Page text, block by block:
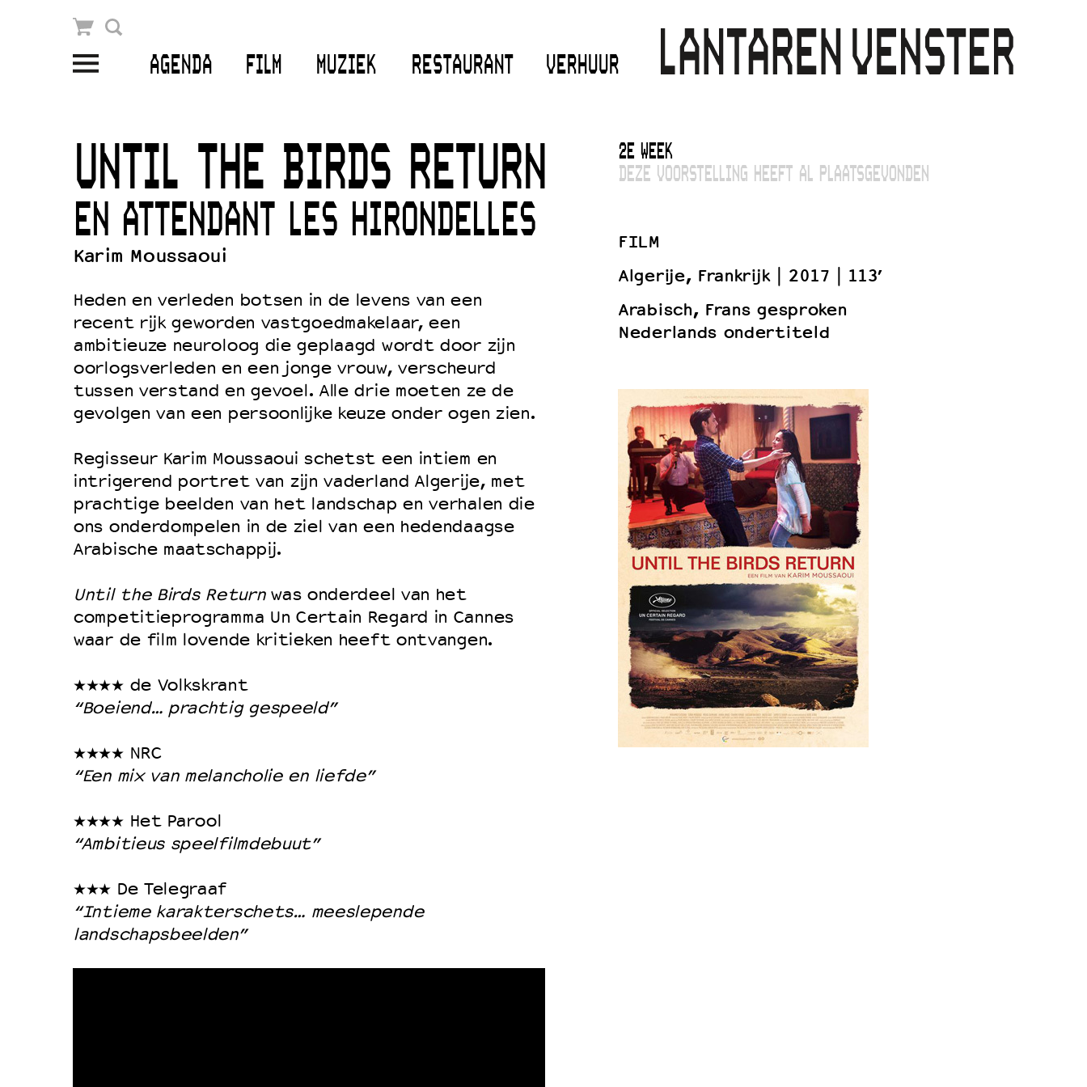
AGENDA FILM MUZIEK RESTAURANT VERHUUR
Winkelmandje
Openingstijden & contact
Bereikbaarheid
Kaartverkoop
Schoolvoorstellingen
Filmprogramma’s Primair Onderwijs
Filmprogramma’s VO/MBO
Speciale educatieprogramma’s
OVER LANTARENVENSTER
Wat we doen
Werken bij
Wie is wie
Historie
Partners
Privacyverklaring
Integriteits- en gedragscode
Duurzaamheid
Culturele boycot Israël
UNTIL THE BIRDS RETURN
EN ATTENDANT LES HIRONDELLES
Karim Moussaoui
Heden en verleden botsen in de levens van een
recent rijk geworden vastgoedmakelaar, een
ambitieuze neuroloog die geplaagd wordt door zijn
oorlogsverleden en een jonge vrouw, verscheurd
tussen verstand en gevoel. Alle drie moeten ze de
gevolgen van een persoonlijke keuze onder ogen zien.
Regisseur Karim Moussaoui schetst een intiem en
intrigerend portret van zijn vaderland Algerije, met
prachtige beelden van het landschap en verhalen die
ons onderdompelen in de ziel van een hedendaagse
Arabische maatschappij.
Until the Birds Returnwas onderdeel van het
competitieprogramma Un Certain Regard in Cannes
waar de film lovende kritieken heeft ontvangen.
★★★★ de Volkskrant
“Boeiend… prachtig gespeeld”
★★★★ NRC
“Een mix van melancholie en liefde”
★★★★ Het Parool
“Ambitieus speelfilmdebuut”
★★★ De Telegraaf
“Intieme karakterschets… meeslepende
landschapsbeelden”
2E WEEK
DEZE VOORSTELLING HEEFT AL PLAATSGEVONDEN
FILM
Algerije, Frankrijk
2017
113’
Arabisch, Frans gesproken
Nederlands ondertiteld